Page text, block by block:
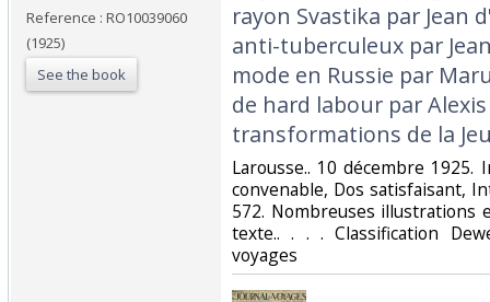
Reference : RO10039060
(1925)
See the book
rayon Svastika par Jean
anti-tuberculeux par
mode en Russie par
de hard labour par Alexis
transformations de la
‎Larousse.. 10 décembre 1925.
convenable, Dos satisfaisant,
572. Nombreuses
texte.. . . . Classification
voyages‎